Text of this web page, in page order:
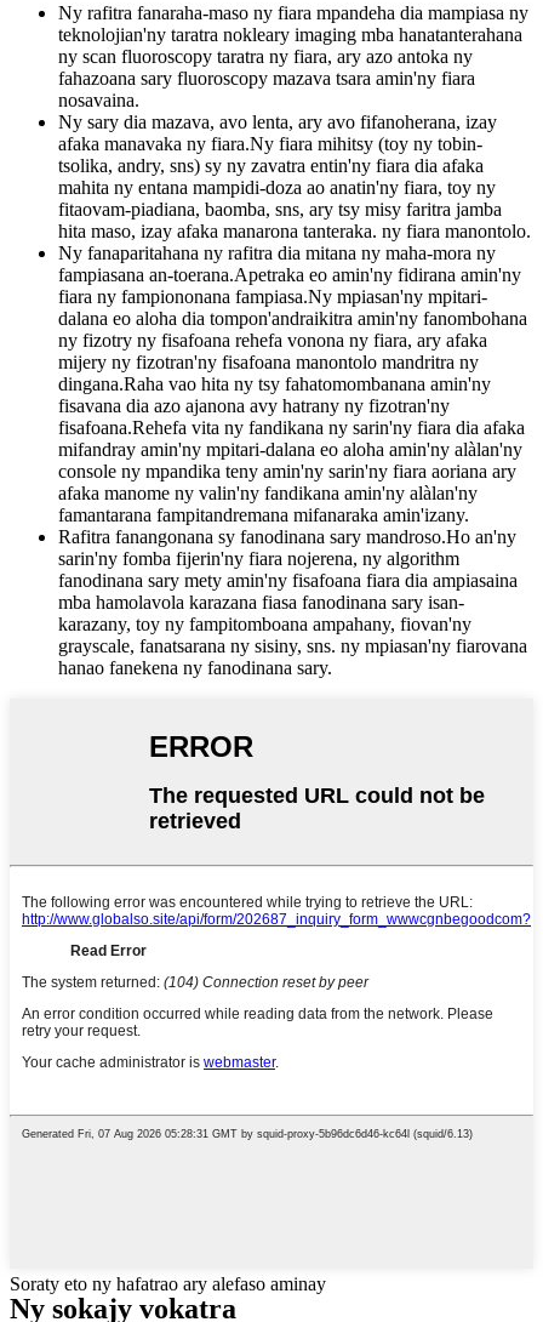
Ny rafitra fanaraha-maso ny fiara mpandeha dia mampiasa ny
teknolojian'ny taratra nokleary imaging mba hanatanterahana
ny scan fluoroscopy taratra ny fiara, ary azo antoka ny
fahazoana sary fluoroscopy mazava tsara amin'ny fiara
nosavaina.
Ny sary dia mazava, avo lenta, ary avo fifanoherana, izay
afaka manavaka ny fiara.Ny fiara mihitsy (toy ny tobin-
tsolika, andry, sns) sy ny zavatra entin'ny fiara dia afaka
mahita ny entana mampidi-doza ao anatin'ny fiara, toy ny
fitaovam-piadiana, baomba, sns, ary tsy misy faritra jamba
hita maso, izay afaka manarona tanteraka. ny fiara manontolo.
Ny fanaparitahana ny rafitra dia mitana ny maha-mora ny
fampiasana an-toerana.Apetraka eo amin'ny fidirana amin'ny
fiara ny fampiononana fampiasa.Ny mpiasan'ny mpitari-
dalana eo aloha dia tompon'andraikitra amin'ny fanombohana
ny fizotry ny fisafoana rehefa vonona ny fiara, ary afaka
mijery ny fizotran'ny fisafoana manontolo mandritra ny
dingana.Raha vao hita ny tsy fahatomombanana amin'ny
fisavana dia azo ajanona avy hatrany ny fizotran'ny
fisafoana.Rehefa vita ny fandikana ny sarin'ny fiara dia afaka
mifandray amin'ny mpitari-dalana eo aloha amin'ny alàlan'ny
console ny mpandika teny amin'ny sarin'ny fiara aoriana ary
afaka manome ny valin'ny fandikana amin'ny alàlan'ny
famantarana fampitandremana mifanaraka amin'izany.
Rafitra fanangonana sy fanodinana sary mandroso.Ho an'ny
sarin'ny fomba fijerin'ny fiara nojerena, ny algorithm
fanodinana sary mety amin'ny fisafoana fiara dia ampiasaina
mba hamolavola karazana fiasa fanodinana sary isan-
karazany, toy ny fampitomboana ampahany, fiovan'ny
grayscale, fanatsarana ny sisiny, sns. ny mpiasan'ny fiarovana
hanao fanekena ny fanodinana sary.
Soraty eto ny hafatrao ary alefaso aminay
Ny sokajy vokatra